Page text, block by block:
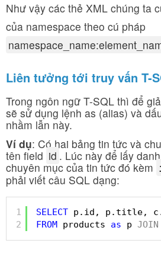
Như vậy các thẻ XML chúng ta
của namespace theo cú pháp
Liên tưởng tới truy vấn T-
Trong ngôn ngữ T-SQL thì để
sẽ sử dụng lệnh as (alias) và
nhầm lẫn này.
Ví dụ: Có hai bảng tin tức và
tên field id . Lúc này để lấy
chuyên mục của tin tức đó kèm
phải viết câu SQL dạng:
1
2
SELECT p.id, p.title,
FROM products as p JOIN